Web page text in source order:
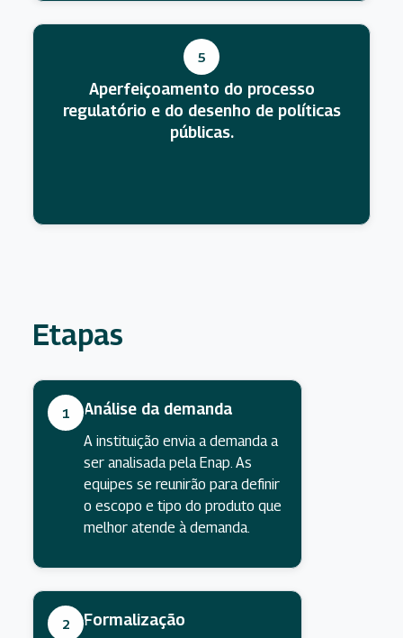
5
Aperfeiçoamento do processo
regulatório e do desenho de políticas
públicas.
Etapas
1 Análise da demanda
A instituição envia a demanda a
ser analisada pela Enap. As
equipes se reunirão para definir
o escopo e tipo do produto que
melhor atende à demanda.
2 Formalização